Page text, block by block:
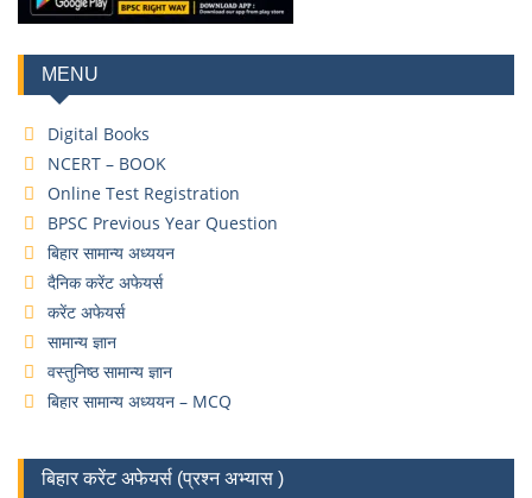
MENU
Digital Books
NCERT – BOOK
Online Test Registration
BPSC Previous Year Question
बिहार सामान्य अध्ययन
दैनिक करेंट अफेयर्स
करेंट अफेयर्स
सामान्य ज्ञान
वस्तुनिष्ठ सामान्य ज्ञान
बिहार सामान्य अध्ययन – MCQ
बिहार करेंट अफेयर्स (प्रश्न अभ्यास )